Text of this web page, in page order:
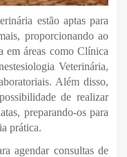
estão aptas para
proporcionando ao
em áreas como Clínica
Veterinária,
Além disso,
de realizar
preparando-os para
prática.
agendar consultas de